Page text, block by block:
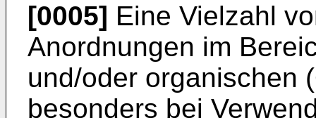
[0005] Eine Vielzahl
Anordnungen im
und/oder organischen
besonders bei